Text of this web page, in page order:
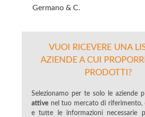
Germano & C.
VUOI RICEVERE UNA
AZIENDE A CUI
PRODOTTI?
Selezionamo per te solo le aziende
attive nel tuo mercato di riferimento,
e tutte le informazioni necessarie